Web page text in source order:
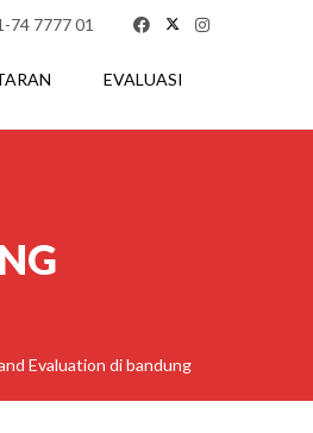
74 7777 01
EVALUASI
Evaluation di bandung